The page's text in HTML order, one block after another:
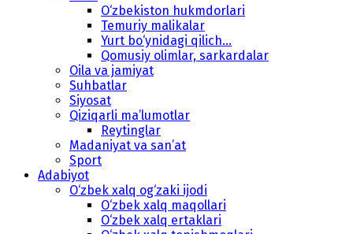
O‘zbekiston hukmdorlari
Temuriy malikalar
Yurt bo‘ynidagi qilich...
Qomusiy olimlar, sarkardalar
Oila va jamiyat
Suhbatlar
Siyosat
Qiziqarli ma’lumotlar
Reytinglar
Madaniyat va san’at
Sport
Adabiyot
O‘zbek xalq og‘zaki ijodi
O‘zbek xalq maqollari
O‘zbek xalq ertaklari